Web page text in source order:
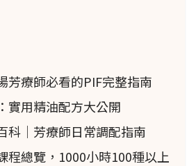
芳療師必看的PIF完整指南
實用精油配方大公開
科｜芳療師日常調配指南
程總覽，1000小時100種以上